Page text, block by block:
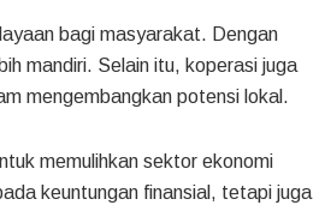
bagi masyarakat. Dengan
mandiri. Selain itu, koperasi juga
mengembangkan potensi lokal.
memulihkan sektor ekonomi
keuntungan finansial, tetapi juga